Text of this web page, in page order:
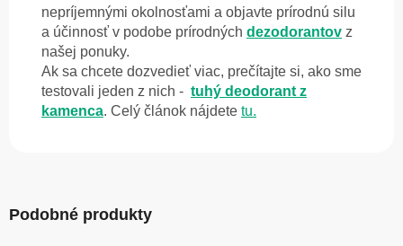
nepríjemnými okolnosťami a objavte prírodnú silu
a účinnosť v podobe prírodných dezodorantov z
našej ponuky.
Ak sa chcete dozvedieť viac, prečítajte si, ako sme
testovali jeden z nich - tuhý deodorant z
kamenca. Celý článok nájdete tu.
Podobné produkty